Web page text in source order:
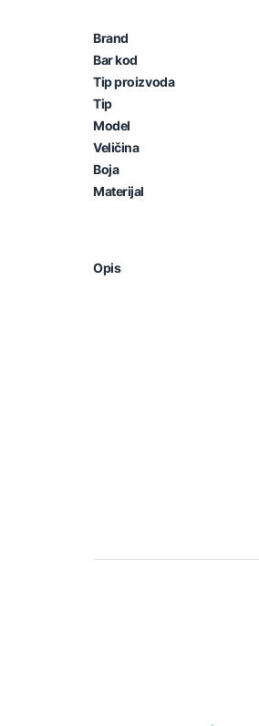
Brand
Bar kod
Tip proizvoda
Tip
Model
Veličina
Boja
Materijal
Opis